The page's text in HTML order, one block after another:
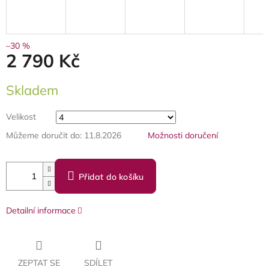
–30 %
2 790 Kč
cena:
Skladem
Velikost
Můžeme doručit do: 11.8.2026 Možnosti doručení
Přidat do košíku
Detailní informace
ZEPTAT SE SDÍLET